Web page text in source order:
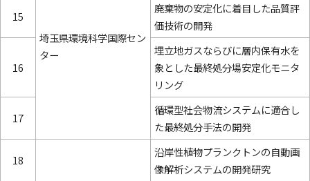
埼玉県環境科学国際セン
ター
15
廃棄物の安定化に着目した品質評
価技術の開発
16
埋立地ガスならびに層内保有水を
象とした最終処分場安定化モニタ
リング
17
循環型社会物流システムに適合し
た最終処分手法の開発
18
沿岸性植物プランクトンの自動画
像解析システムの開発研究